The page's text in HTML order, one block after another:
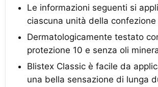
Le informazioni seguenti si
ciascuna unità della confezione
Dermatologicamente testato
protezione 10 e senza oli
Blistex Classic è facile da
una bella sensazione di lunga